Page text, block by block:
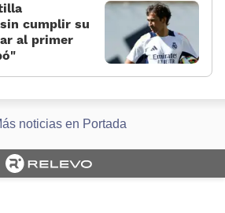
cumplir su
al primer
noticias en Portada